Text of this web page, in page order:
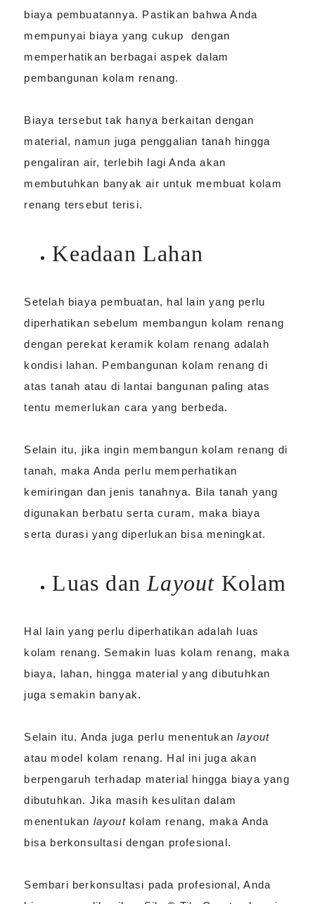
biaya pembuatannya. Pastikan bahwa Anda
mempunyai biaya yang cukup dengan
memperhatikan berbagai aspek dalam
pembangunan kolam renang.
Biaya tersebut tak hanya berkaitan dengan
material, namun juga penggalian tanah hingga
pengaliran air, terlebih lagi Anda akan
membutuhkan banyak air untuk membuat kolam
renang tersebut terisi.
Keadaan Lahan
Setelah biaya pembuatan, hal lain yang perlu
diperhatikan sebelum membangun kolam renang
dengan perekat keramik kolam renang adalah
kondisi lahan. Pembangunan kolam renang di
atas tanah atau di lantai bangunan paling atas
tentu memerlukan cara yang berbeda.
Selain itu, jika ingin membangun kolam renang di
tanah, maka Anda perlu memperhatikan
kemiringan dan jenis tanahnya. Bila tanah yang
digunakan berbatu serta curam, maka biaya
serta durasi yang diperlukan bisa meningkat.
Luas dan Layout Kolam
Hal lain yang perlu diperhatikan adalah luas
kolam renang. Semakin luas kolam renang, maka
biaya, lahan, hingga material yang dibutuhkan
juga semakin banyak.
Selain itu, Anda juga perlu menentukanlayout
atau model kolam renang. Hal ini juga akan
berpengaruh terhadap material hingga biaya yang
dibutuhkan. Jika masih kesulitan dalam
menentukan layout kolam renang, maka Anda
bisa berkonsultasi dengan profesional.
Sembari berkonsultasi pada profesional, Anda